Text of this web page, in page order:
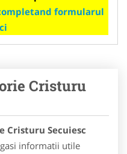
formularul
Cristuru
Cristuru Secuiesc
informatii utile